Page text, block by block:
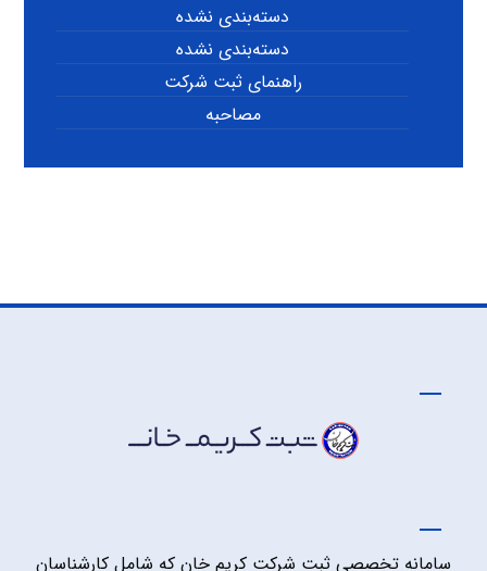
دسته‌بندی نشده
دسته‌بندی نشده
راهنمای ثبت شرکت
مصاحبه
سامانه تخصصی ثبت شرکت کریم خان که شامل کارشناسان